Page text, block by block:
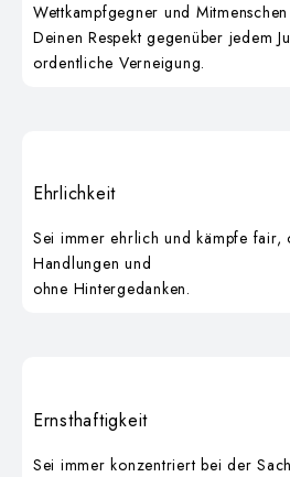
Wettkampfgegner und
Deinen Respekt gegenüber jedem
ordentliche Verneigung.
Ehrlichkeit
Sei immer ehrlich und kämpfe fair,
Handlungen und
ohne Hintergedanken.
Ernsthaftigkeit
Sei immer konzentriert bei der